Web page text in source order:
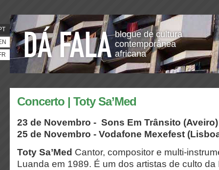
blogue de cultura
contemporânea
africana
Concerto | Toty Sa’Med
23 de Novembro - Sons Em Trânsito (Aveiro)
25 de Novembro - Vodafone Mexefest
Toty Sa’Med Cantor, compositor e multi-
Luanda em 1989. É um dos artistas de culto da